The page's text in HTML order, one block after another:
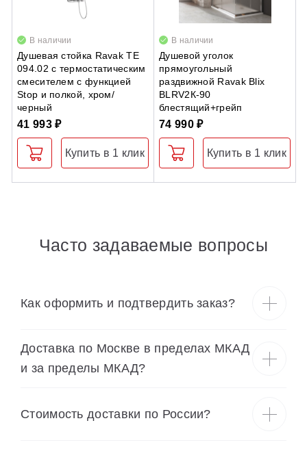
В наличии
Душевая стойка Ravak TE
094.02 с термостатическим
смесителем с функцией
Stop и полкой, хром/
черный
41 993 ₽
Купить в 1 клик
В наличии
Душевой уголок
прямоугольный
раздвижной Ravak Blix
BLRV2К-90
блестящий+грейп
74 990 ₽
Купить в 1 клик
Часто задаваемые вопросы
Как оформить и подтвердить заказ?
Доставка по Москве в пределах МКАД
и за пределы МКАД?
Cтоимость доставки по России?